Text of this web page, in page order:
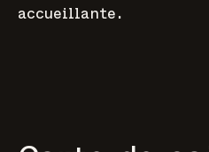
accueillante.